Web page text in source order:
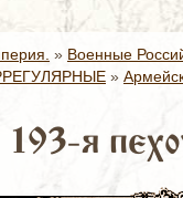
» Военные
»
193-я